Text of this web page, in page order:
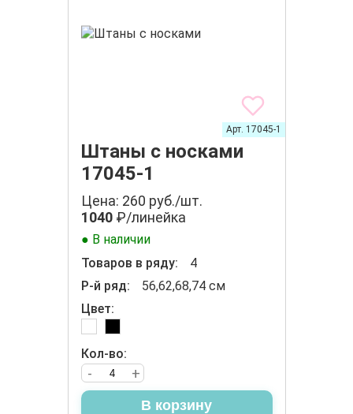
Штаны с носками
17045-1
Арт. 17045-1
Цена: 260 руб./шт.
1040₽/линейка
● В наличии
Товаров в ряду:
4
Р-й ряд:
56,62,68,74 см
Цвет:
Кол-во:
+
-
В корзину